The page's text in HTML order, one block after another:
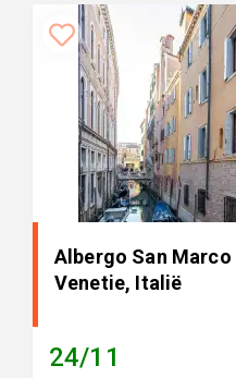
Albergo San Marco
Venetie, Italië
24/11